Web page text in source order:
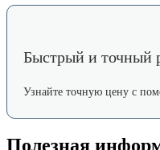
Быстрый и точный
Узнайте точную цену с
Полезная